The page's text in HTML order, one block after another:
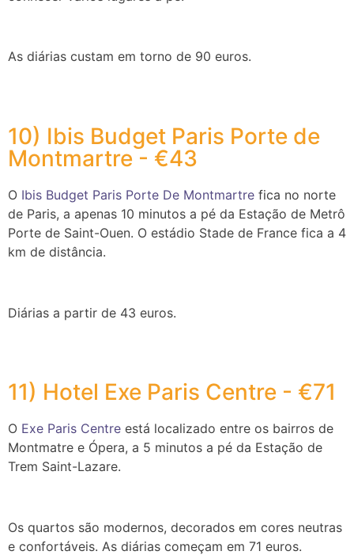
As diárias custam em torno de 90 euros.
10) Ibis Budget Paris Porte de
Montmartre - €43
O Ibis Budget Paris Porte De Montmartre fica no norte
de Paris, a apenas 10 minutos a pé da Estação de Metrô
Porte de Saint-Ouen. O estádio Stade de France fica a 4
km de distância.
Diárias a partir de 43 euros.
11) Hotel Exe Paris Centre - €71
O Exe Paris Centre está localizado entre os bairros de
Montmatre e Ópera, a 5 minutos a pé da Estação de
Trem Saint-Lazare.
Os quartos são modernos, decorados em cores neutras
e confortáveis. As diárias começam em 71 euros.